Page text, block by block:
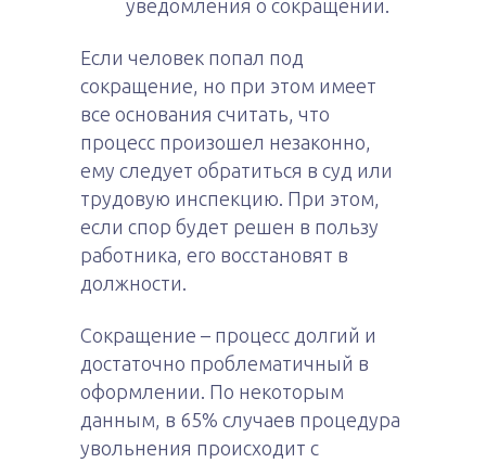
уведомления о сокращении.
Если человек попал под
сокращение, но при этом имеет
все основания считать, что
процесс произошел незаконно,
ему следует обратиться в суд или
трудовую инспекцию. При этом,
если спор будет решен в пользу
работника, его восстановят в
должности.
Сокращение – процесс долгий и
достаточно проблематичный в
оформлении. По некоторым
данным, в 65% случаев процедура
увольнения происходит с